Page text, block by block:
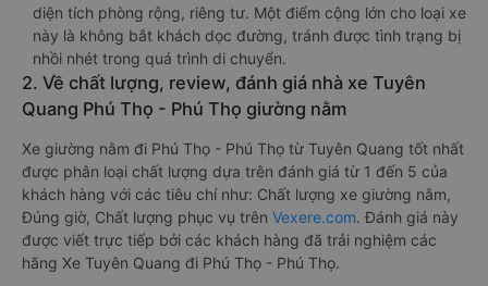
diện tích phòng rộng, riêng tư. Một điểm cộng lớn cho loại xe
này là không bắt khách dọc đường, tránh được tình trạng bị
nhồi nhét trong quá trình di chuyển.
2. Về chất lượng, review, đánh giá nhà xe Tuyên
Quang Phú Thọ - Phú Thọ giường nằm
Xe giường nằm đi Phú Thọ - Phú Thọ từ Tuyên Quang tốt nhất
được phân loại chất lượng dựa trên đánh giá từ 1 đến 5 của
khách hàng với các tiêu chí như: Chất lượng xe giường nằm,
Đúng giờ, Chất lượng phục vụ trên Vexere.com. Đánh giá này
được viết trực tiếp bởi các khách hàng đã trải nghiệm các
hãng Xe Tuyên Quang đi Phú Thọ - Phú Thọ.